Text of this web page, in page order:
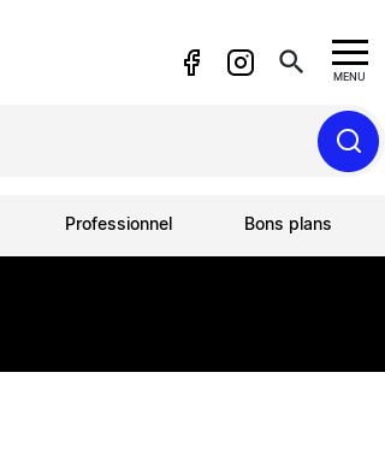
search MENU
Professionnel Bons plans